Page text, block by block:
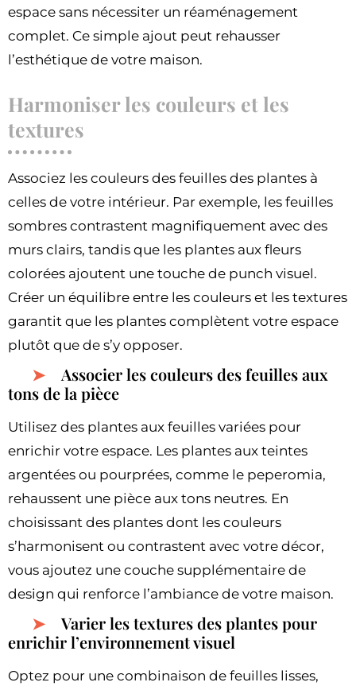
espace sans nécessiter un réaménagement
complet. Ce simple ajout peut rehausser
l’esthétique de votre maison.
Harmoniser les couleurs et les
textures
Associez les couleurs des feuilles des plantes à
celles de votre intérieur. Par exemple, les feuilles
sombres contrastent magnifiquement avec des
murs clairs, tandis que les plantes aux fleurs
colorées ajoutent une touche de punch visuel.
Créer un équilibre entre les couleurs et les textures
garantit que les plantes complètent votre espace
plutôt que de s’y opposer.
Associer les couleurs des feuilles aux
tons de la pièce
Utilisez des plantes aux feuilles variées pour
enrichir votre espace. Les plantes aux teintes
argentées ou pourprées, comme le peperomia,
rehaussent une pièce aux tons neutres. En
choisissant des plantes dont les couleurs
s’harmonisent ou contrastent avec votre décor,
vous ajoutez une couche supplémentaire de
design qui renforce l’ambiance de votre maison.
Varier les textures des plantes pour
enrichir l’environnement visuel
Optez pour une combinaison de feuilles lisses,